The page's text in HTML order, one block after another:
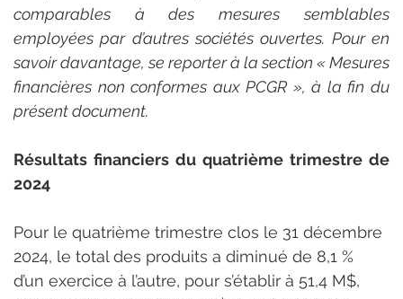
comparables à des mesures semblables
employées par d’autres sociétés ouvertes. Pour en
savoir davantage, se reporter à la section « Mesures
financières non conformes aux PCGR », à la fin du
présent document.
Résultats financiers du quatrième trimestre de
2024
Pour le quatrième trimestre clos le 31 décembre
2024, le total des produits a diminué de 8,1 %
d’un exercice à l’autre, pour s’établir à 51,4 M$,